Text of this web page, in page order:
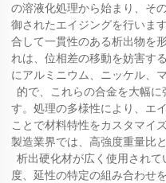
の溶液化処理から始まり、そ
御されたエイジングを行いま
合して一貫性のある析出物を
れは、位相差の移動を妨害す
にアルミニウム、ニッケル、
的で、これらの合金を大幅
す。処理の多様性により、エ
ことで材料特性をカスタマイ
製造業界では、高強度重量比
析出硬化材が広く使用され
度、延性の特定の組み合わせ